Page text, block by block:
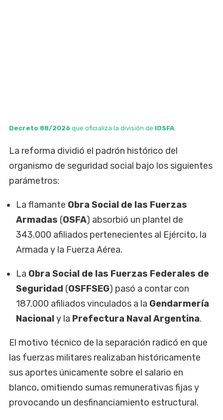
Decreto 88/2026 que oficializa la división de IOSFA
La reforma dividió el padrón histórico del
organismo de seguridad social bajo los siguientes
parámetros:
La flamante Obra Social de las Fuerzas
Armadas (OSFA) absorbió un plantel de
343.000 afiliados pertenecientes al Ejército, la
Armada y la Fuerza Aérea.
La Obra Social de las Fuerzas Federales de
Seguridad (OSFFSEG) pasó a contar con
187.000 afiliados vinculados a la Gendarmería
Nacionaly la Prefectura Naval Argentina.
El motivo técnico de la separación radicó en que
las fuerzas militares realizaban históricamente
sus aportes únicamente sobre el salario en
blanco, omitiendo sumas remunerativas fijas y
provocando un desfinanciamiento estructural.